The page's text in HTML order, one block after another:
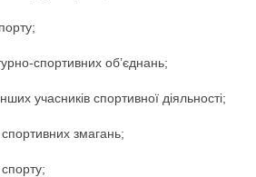
спортивних об’єднань;
учасників спортивної діяльності;
спортивних змагань;